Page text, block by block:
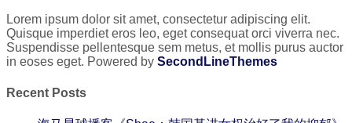
Lorem ipsum dolor sit amet, consectetur adipiscing elit.
Quisque imperdiet eros leo, eget consequat orci viverra nec.
Suspendisse pellentesque sem metus, et mollis purus auctor
in eoses eget. Powered by SecondLineThemes
Recent Posts